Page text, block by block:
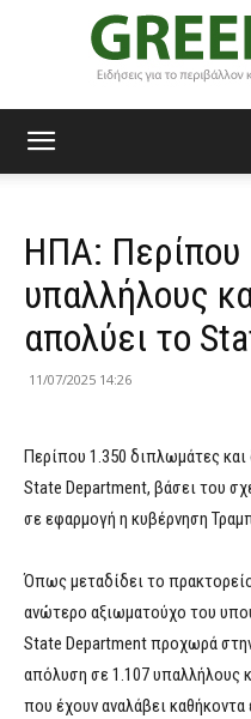
ΗΠΑ: Περίπου
υπαλλήλους
απολύει το
11/07/2025 14:26
Περίπου 1.350 διπλωμάτες
State Department, βάσει του
σε εφαρμογή η κυβέρνηση
Όπως μεταδίδει το
ανώτερο αξιωματούχο του
State Department προχωρά
απόλυση σε 1.107 υπαλλήλους
που έχουν αναλάβει